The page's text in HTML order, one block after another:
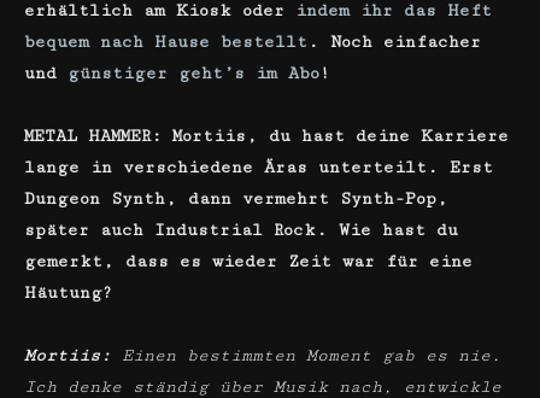
erhältlich am Kiosk oder
indem ihr das Heft
bequem nach Hause bestellt . Noch einfacher
und
günstiger geht’s im Abo!
METAL HAMMER: Mortiis, du hast deine Karriere
lange in verschiedene Äras unterteilt. Erst
Dungeon Synth, dann vermehrt Synth-Pop,
später auch Industrial Rock. Wie hast du
gemerkt, dass es wieder Zeit war für eine
Häutung?
Mortiis: Einen bestimmten Moment gab es nie.
Ich denke ständig über Musik nach, entwickle